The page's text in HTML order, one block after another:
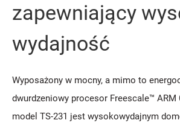
zapewniający
wydajność
Wyposażony w mocny, a mimo to
dwurdzeniowy procesor Freescale™ ARM
model TS-231 jest wysokowydajnym